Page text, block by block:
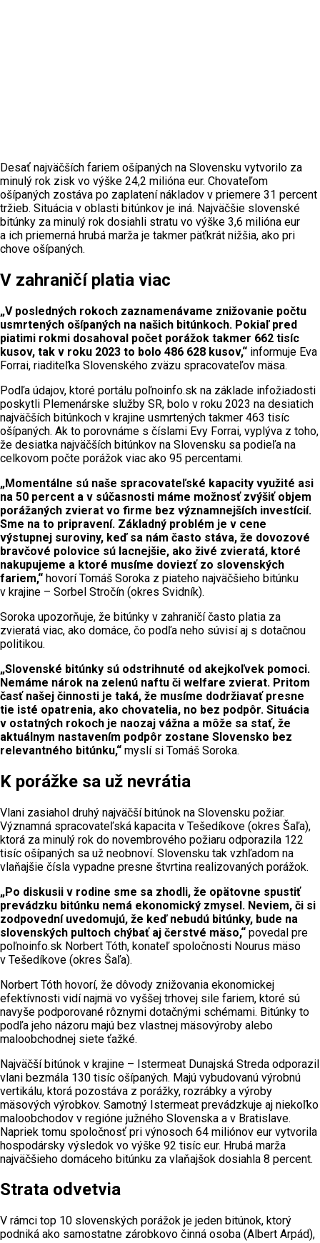
Desať najväčších fariem ošípaných na Slovensku vytvorilo za
minulý rok zisk vo výške 24,2 milióna eur. Chovateľom
ošípaných zostáva po zaplatení nákladov v priemere 31 percent
tržieb. Situácia v oblasti bitúnkov je iná. Najväčšie slovenské
bitúnky za minulý rok dosiahli stratu vo výške 3,6 milióna eur
a ich priemerná hrubá marža je takmer päťkrát nižšia, ako pri
chove ošípaných.
V zahraničí platia viac
„V posledných rokoch zaznamenávame znižovanie počtu
usmrtených ošípaných na našich bitúnkoch. Pokiaľ pred
piatimi rokmi dosahoval počet porážok takmer 662 tisíc
kusov, tak v roku 2023 to bolo 486 628 kusov,“ informuje Eva
Forrai, riaditeľka Slovenského zväzu spracovateľov mäsa.
Podľa údajov, ktoré portálu poľnoinfo.sk na základe infožiadosti
poskytli Plemenárske služby SR, bolo v roku 2023 na desiatich
najväčších bitúnkoch v krajine usmrtených takmer 463 tisíc
ošípaných. Ak to porovnáme s číslami Evy Forrai, vyplýva z toho,
že desiatka najväčších bitúnkov na Slovensku sa podieľa na
celkovom počte porážok viac ako 95 percentami.
„Momentálne sú naše spracovateľské kapacity využité asi
na 50 percent a v súčasnosti máme možnosť zvýšiť objem
porážaných zvierat vo firme bez významnejších investícií.
Sme na to pripravení. Základný problém je v cene
výstupnej suroviny, keď sa nám často stáva, že dovozové
bravčové polovice sú lacnejšie, ako živé zvieratá, ktoré
nakupujeme a ktoré musíme doviezť zo slovenských
fariem,“ hovorí Tomáš Soroka z piateho najväčšieho bitúnku
v krajine – Sorbel Stročín (okres Svidník).
Soroka upozorňuje, že bitúnky v zahraničí často platia za
zvieratá viac, ako domáce, čo podľa neho súvisí aj s dotačnou
politikou.
„Slovenské bitúnky sú odstrihnuté od akejkoľvek pomoci.
Nemáme nárok na zelenú naftu či welfare zvierat. Pritom
časť našej činnosti je taká, že musíme dodržiavať presne
tie isté opatrenia, ako chovatelia, no bez podpôr. Situácia
v ostatných rokoch je naozaj vážna a môže sa stať, že
aktuálnym nastavením podpôr zostane Slovensko bez
relevantného bitúnku,“ myslí si Tomáš Soroka.
K porážke sa už nevrátia
Vlani zasiahol druhý najväčší bitúnok na Slovensku požiar.
Významná spracovateľská kapacita v Tešedíkove (okres Šaľa),
ktorá za minulý rok do novembrového požiaru odporazila 122
tisíc ošípaných sa už neobnoví. Slovensku tak vzhľadom na
vlaňajšie čísla vypadne presne štvrtina realizovaných porážok.
„Po diskusii v rodine sme sa zhodli, že opätovne spustiť
prevádzku bitúnku nemá ekonomický zmysel. Neviem, či si
zodpovední uvedomujú, že keď nebudú bitúnky, bude na
slovenských pultoch chýbať aj čerstvé mäso,“ povedal pre
poľnoinfo.sk Norbert Tóth, konateľ spoločnosti Nourus mäso
v Tešedíkove (okres Šaľa).
Norbert Tóth hovorí, že dôvody znižovania ekonomickej
efektívnosti vidí najmä vo vyššej trhovej sile fariem, ktoré sú
navyše podporované rôznymi dotačnými schémami. Bitúnky to
podľa jeho názoru majú bez vlastnej mäsovýroby alebo
maloobchodnej siete ťažké.
Najväčší bitúnok v krajine – Istermeat Dunajská Streda odporazil
vlani bezmála 130 tisíc ošípaných. Majú vybudovanú výrobnú
vertikálu, ktorá pozostáva z porážky, rozrábky a výroby
mäsových výrobkov. Samotný Istermeat prevádzkuje aj niekoľko
maloobchodov v regióne južného Slovenska a v Bratislave.
Napriek tomu spoločnosť pri výnosoch 64 miliónov eur vytvorila
hospodársky výsledok vo výške 92 tisíc eur. Hrubá marža
najväčšieho domáceho bitúnku za vlaňajšok dosiahla 8 percent.
Strata odvetvia
V rámci top 10 slovenských porážok je jeden bitúnok, ktorý
podniká ako samostatne zárobkovo činná osoba (Albert Arpád),